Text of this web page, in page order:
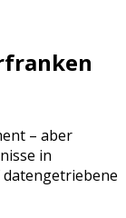
– aber
in